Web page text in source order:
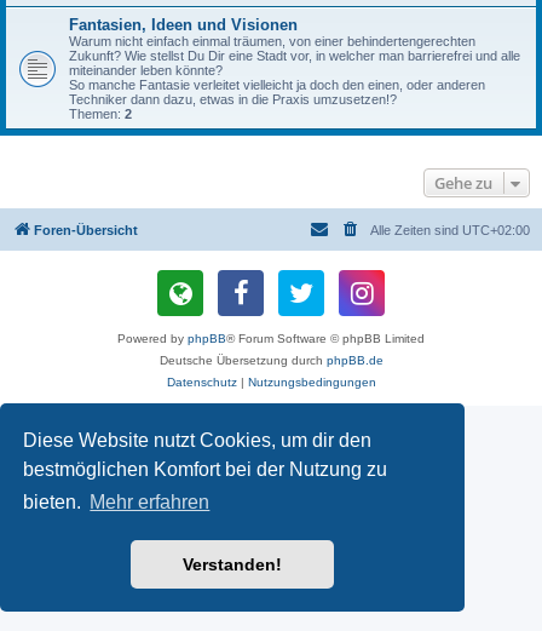
Diese Website nutzt Cookies, um dir den
bestmöglichen Komfort bei der Nutzung zu
bieten. Mehr erfahren
Verstanden!
Fantasien, Ideen und Visionen
Warum nicht einfach einmal träumen, von einer behindertengerechten
Zukunft? Wie stellst Du Dir eine Stadt vor, in welcher man barrierefrei und alle
miteinander leben könnte?
So manche Fantasie verleitet vielleicht ja doch den einen, oder anderen
Techniker dann dazu, etwas in die Praxis umzusetzen!?
Themen: 2
Gehe zu
Foren-Übersicht Alle Zeiten sind UTC+02:00
Powered by phpBB® Forum Software © phpBB Limited
Deutsche Übersetzung durch phpBB.de
Datenschutz| Nutzungsbedingungen